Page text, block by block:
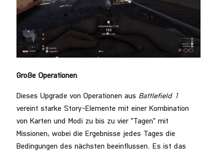
Große Operationen
Dieses Upgrade von Operationen aus Battlefield 1
vereint starke Story-Elemente mit einer Kombination
von Karten und Modi zu bis zu vier "Tagen" mit
Missionen, wobei die Ergebnisse jedes Tages die
Bedingungen des nächsten beeinflussen. Es ist das